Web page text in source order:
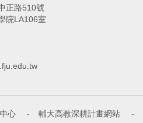
正路510號
院LA106室
心 - 輔大高教深耕計畫網站
-